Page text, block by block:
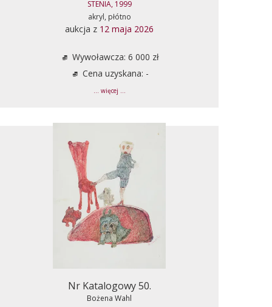
STENIA, 1999
akryl, płótno
aukcja z 12 maja 2026
Wywoławcza: 6 000 zł
Cena uzyskana: -
... więcej ...
Nr Katalogowy 50.
Bożena Wahl